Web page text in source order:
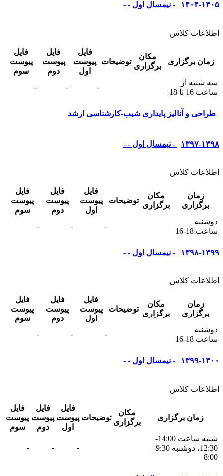
۱۴۰۴-۱۴۰۵ - نیمسال اول - -
اطلاعات کلاس
زمان برگزاری
مکان
برگزاری
توضیحات
فایل
پیوست
اول
فایل
پیوست
دوم
فایل
پیوست
سوم
سه شنبه از
ساعت 16 تا 18
-
-
-
طراحی و آنالیز پایداری شیب-کارشناسی ارشد
۱۳۹۷-۱۳۹۸ - نیمسال اول - -
اطلاعات کلاس
زمان
برگزاری
مکان
برگزاری
توضیحات
فایل
پیوست
اول
فایل
پیوست
دوم
فایل
پیوست
سوم
دوشنبه
ساعت 18-16
-
-
-
۱۳۹۸-۱۳۹۹ - نیمسال اول - -
اطلاعات کلاس
زمان
برگزاری
مکان
برگزاری
توضیحات
فایل
پیوست
اول
فایل
پیوست
دوم
فایل
پیوست
سوم
دوشنبه
ساعت 18-16
-
-
-
۱۳۹۹-۱۴۰۰ - نیمسال اول - -
اطلاعات کلاس
زمان برگزاری
مکان
برگزاری
توضیحات
فایل
پیوست
اول
فایل
پیوست
دوم
فایل
پیوست
سوم
شنبه ساعت 14:00-
12:30، دوشنبه 9:30-
8:00
-
-
-